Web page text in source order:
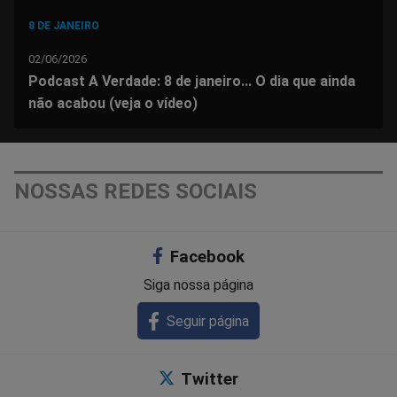
8 DE JANEIRO
02/06/2026
Podcast A Verdade: 8 de janeiro... O dia que ainda
não acabou (veja o vídeo)
NOSSAS REDES SOCIAIS
Facebook
Siga nossa página
Seguir página
Twitter